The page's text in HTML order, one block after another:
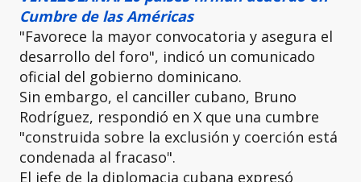
Cumbre de las Américas
"Favorece la mayor convocatoria y asegura el
desarrollo del foro", indicó un comunicado
oficial del gobierno dominicano.
Sin embargo, el canciller cubano, Bruno
Rodríguez, respondió en X que una cumbre
"construida sobre la exclusión y coerción está
condenada al fracaso".
El jefe de la diplomacia cubana expresó